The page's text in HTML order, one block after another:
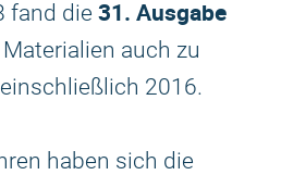
fand die 31. Ausgabe
auch zu
2016.
haben sich die